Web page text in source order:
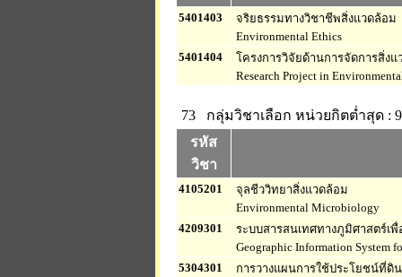
5401403
จริยธรรมทางวิชาชีพสิ่งแวดล้อม
Environmental Ethics
5401404
โครงการวิจัยด้านการจัดการสิ่ง
Research Project in
73 กลุ่มวิชาเลือก หน่วยกิตต่ำสุด : 9
รหัส
วิชา
4105201
จุลชีววิทยาสิ่งแวดล้อม
Environmental Microbiology
4209301
ระบบสารสนเทศทางภูมิศาสตร์เ
Geographic Information System
5304301
การวางแผนการใช้ประโยชน์ที่ดิ